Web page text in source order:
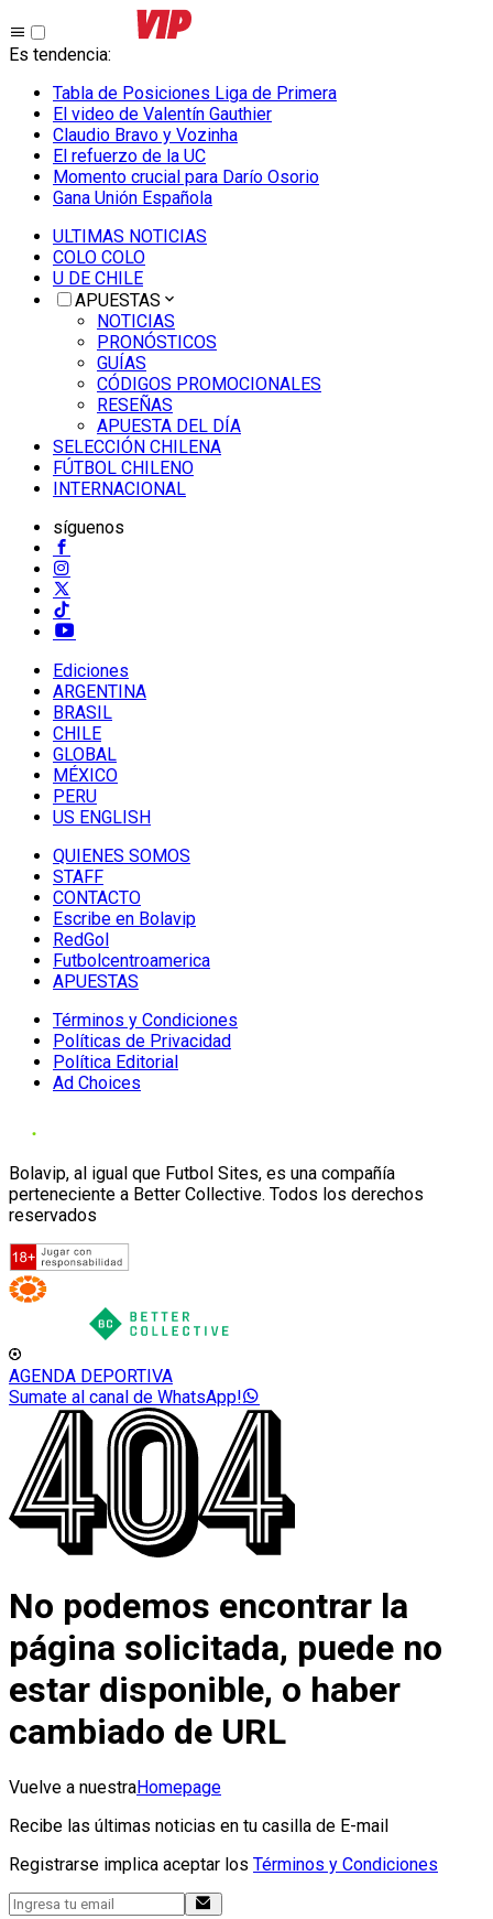
Es tendencia:
Tabla de Posiciones Liga de Primera
El video de Valentín Gauthier
Claudio Bravo y Vozinha
El refuerzo de la UC
Momento crucial para Darío Osorio
Gana Unión Española
ULTIMAS NOTICIAS
COLO COLO
U DE CHILE
APUESTAS
NOTICIAS
PRONÓSTICOS
GUÍAS
CÓDIGOS PROMOCIONALES
RESEÑAS
APUESTA DEL DÍA
SELECCIÓN CHILENA
FÚTBOL CHILENO
INTERNACIONAL
síguenos
Ediciones
ARGENTINA
BRASIL
CHILE
GLOBAL
MÉXICO
PERU
US ENGLISH
QUIENES SOMOS
STAFF
CONTACTO
Escribe en Bolavip
RedGol
Futbolcentroamerica
APUESTAS
Términos y Condiciones
Políticas de Privacidad
Política Editorial
Ad Choices
Bolavip, al igual que Futbol Sites, es una compañía
perteneciente a Better Collective. Todos los derechos
reservados
AGENDA DEPORTIVA
Sumate al canal de WhatsApp!
No podemos encontrar la
página solicitada, puede no
estar disponible, o haber
cambiado de URL
Vuelve a nuestraHomepage
Recibe las últimas noticias en tu casilla de E-mail
Registrarse implica aceptar los Términos y Condiciones